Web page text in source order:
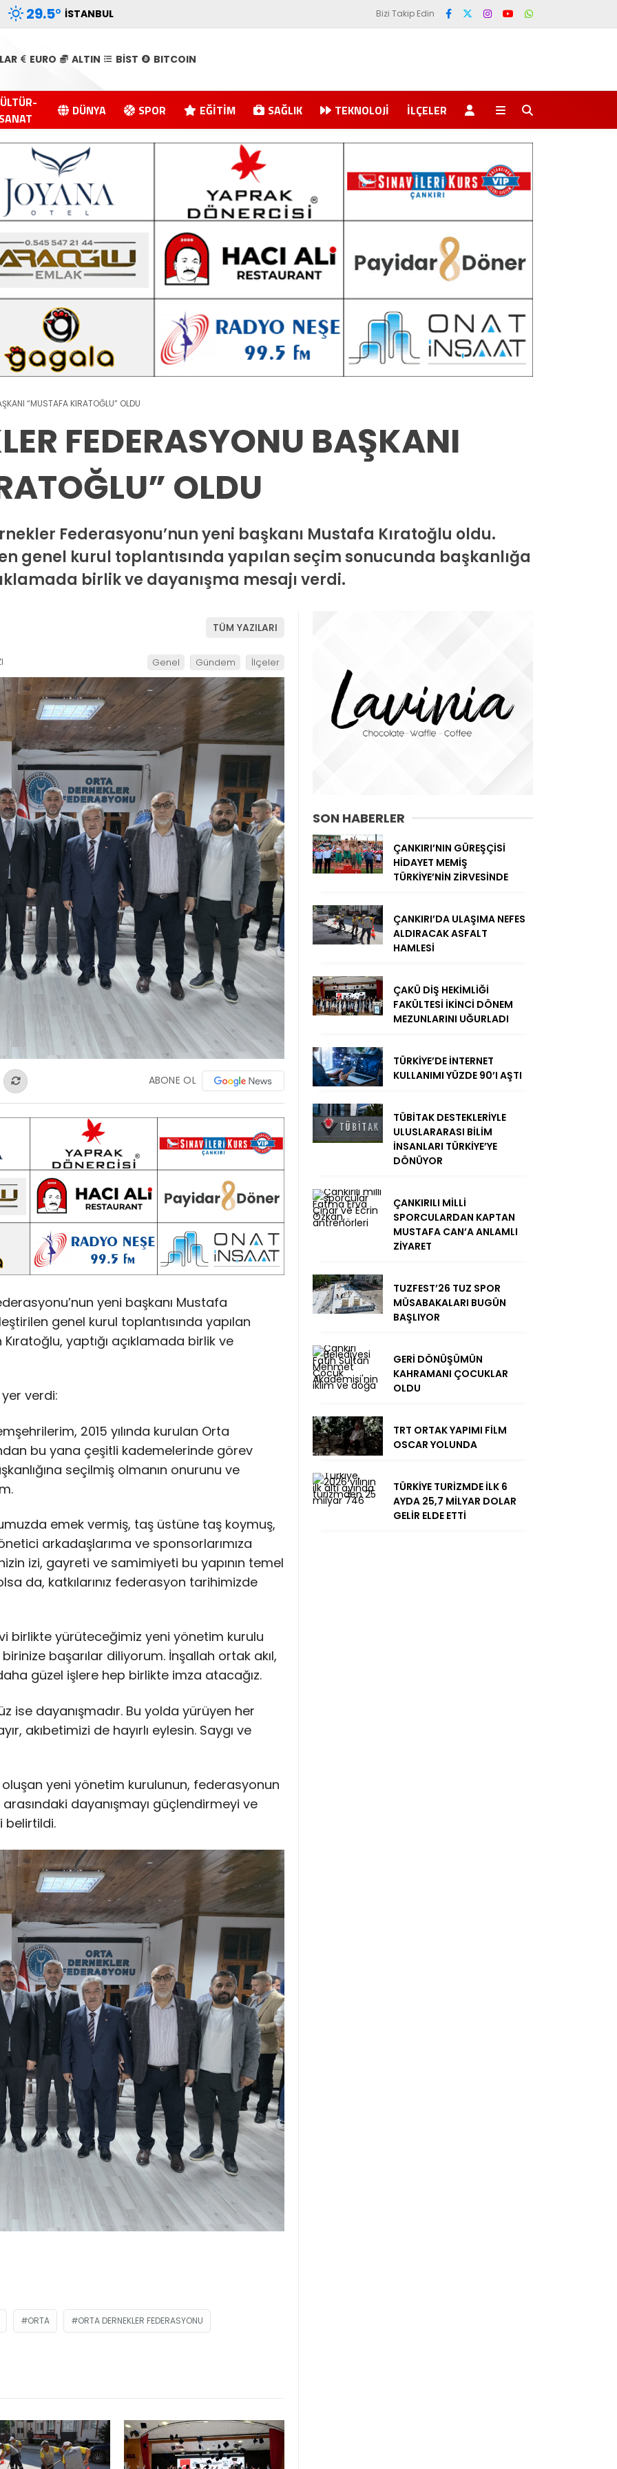
29.5° İSTANBUL Bizi Takip Edin
EURO ALTIN BİST BITCOIN
DÜNYA SPOR EĞITIM SAĞLIK TEKNOLOJI İLÇELER
“MUSTAFA KIRATOĞLU” OLDU
FEDERASYONU BAŞKANI
OLDU
Federasyonu’nun yeni başkanı Mustafa Kıratoğlu oldu.
genel kurul toplantısında yapılan seçim sonucunda başkanlığa
birlik ve dayanışma mesajı verdi.
TÜM YAZILARI
Genel Gündem İlçeler
ABONE OL
yeni başkanı Mustafa
genel kurul toplantısında yapılan
yaptığı açıklamada birlik ve
verdi:
2015 yılında kurulan Orta
bu yana çeşitli kademelerinde görev
seçilmiş olmanın onurunu ve
emek vermiş, taş üstüne taş koymuş,
arkadaşlarıma ve sponsorlarımıza
izi, gayreti ve samimiyeti bu yapının temel
da, katkılarınız federasyon tarihimizde
birlikte yürüteceğimiz yeni yönetim kurulu
başarılar diliyorum. İnşallah ortak akıl,
güzel işlere hep birlikte imza atacağız.
ise dayanışmadır. Bu yolda yürüyen her
akıbetimizi de hayırlı eylesin. Saygı ve
oluşan yeni yönetim kurulunun, federasyonun
dayanışmayı güçlendirmeyi ve
belirtildi.
ORTA ORTA DERNEKLER FEDERASYONU
SON HABERLER
ÇANKIRI’NIN GÜREŞÇİSİ
HİDAYET MEMİŞ
TÜRKİYE’NİN ZİRVESİNDE
ÇANKIRI’DA ULAŞIMA NEFES
ALDIRACAK ASFALT
HAMLESİ
ÇAKÜ DİŞ HEKİMLİĞİ
FAKÜLTESİ İKİNCİ DÖNEM
MEZUNLARINI UĞURLADI
TÜRKİYE’DE İNTERNET
KULLANIMI YÜZDE 90’I AŞTI
TÜBİTAK DESTEKLERİYLE
ULUSLARARASI BİLİM
İNSANLARI TÜRKİYE’YE
DÖNÜYOR
ÇANKIRILI MİLLİ
SPORCULARDAN KAPTAN
MUSTAFA CAN’A ANLAMLI
ZİYARET
TUZFEST’26 TUZ SPOR
MÜSABAKALARI BUGÜN
BAŞLIYOR
GERİ DÖNÜŞÜMÜN
KAHRAMANI ÇOCUKLAR
OLDU
TRT ORTAK YAPIMI FİLM
OSCAR YOLUNDA
TÜRKİYE TURİZMDE İLK 6
AYDA 25,7 MİLYAR DOLAR
GELİR ELDE ETTİ